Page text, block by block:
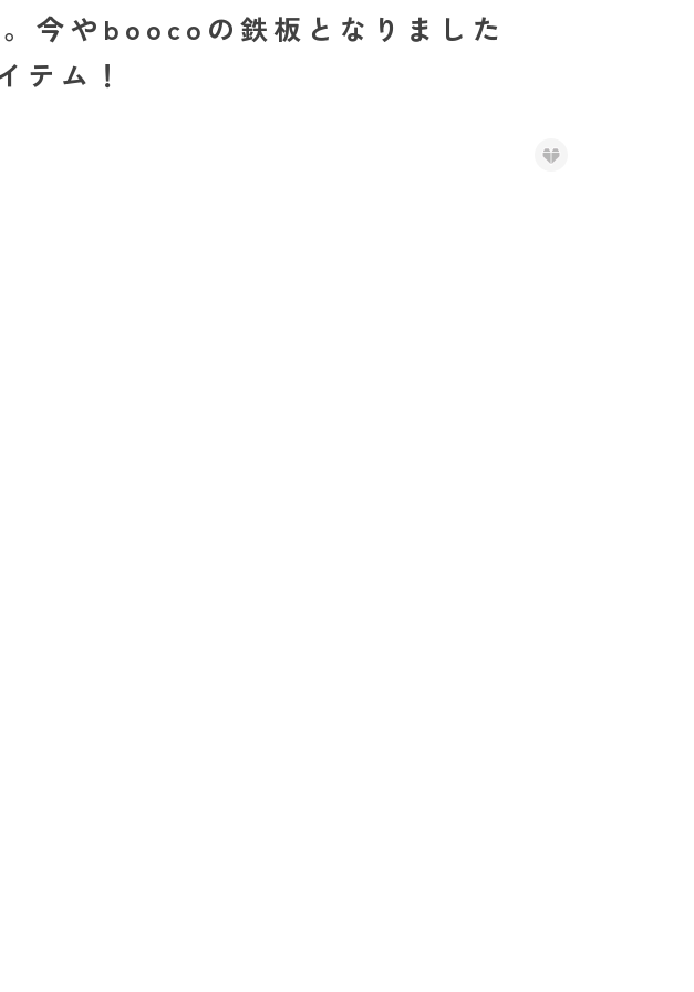
今やboocoの鉄板となりました
テム！